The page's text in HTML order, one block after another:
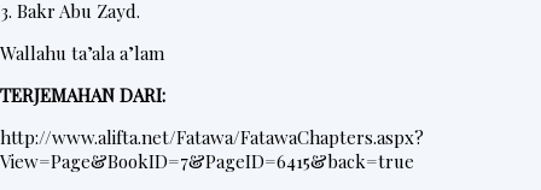
3. Bakr Abu Zayd.
Wallahu ta’ala a’lam
TERJEMAHAN DARI:
http://www.alifta.net/Fatawa/FatawaChapters.aspx?
View=Page&BookID=7&PageID=6415&back=true